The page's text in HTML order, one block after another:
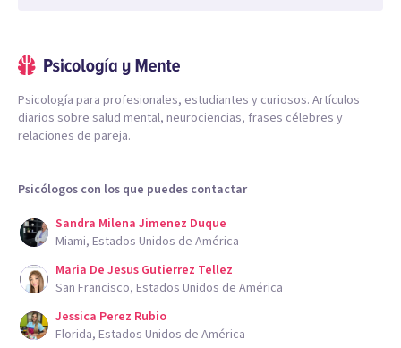
Psicología para profesionales, estudiantes y curiosos. Artículos
diarios sobre salud mental, neurociencias, frases célebres y
relaciones de pareja.
Psicólogos con los que puedes contactar
Sandra Milena Jimenez Duque
Miami, Estados Unidos de América
Maria De Jesus Gutierrez Tellez
San Francisco, Estados Unidos de América
Jessica Perez Rubio
Florida, Estados Unidos de América